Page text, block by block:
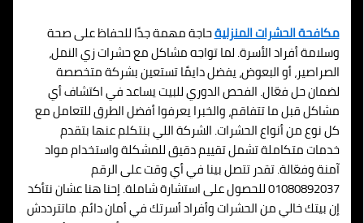
مكافحة الحشرات المنزليةحاجة مهمة جدًا للحفاظ على صحة
وسلامة أفراد الأسرة. لما تواجه مشاكل مع حشرات زي النمل،
الصراصير، أو البعوض، يفضل دايمًا تستعين بشركة متخصصة
لضمان حل فعّال. الفحص الدوري للبيت يساعد في اكتشاف أي
مشاكل قبل ما تتفاقم، والخبرا يعرفوا أفضل الطرق للتعامل مع
كل نوع من أنواع الحشرات. الشركة اللي بنتكلم عنها بتقدم
خدمات متكاملة تشمل تقييم دقيق للمشكلة واستخدام مواد
آمنة وفعّالة. تقدر تتصل بينا في أي وقت على الرقم
01080892037 للحصول على استشارة شاملة. إحنا هنا عشان نتأكد
إن بيتك خالي من الحشرات وأفراد أسرتك في أمان دائم. ماتترددش